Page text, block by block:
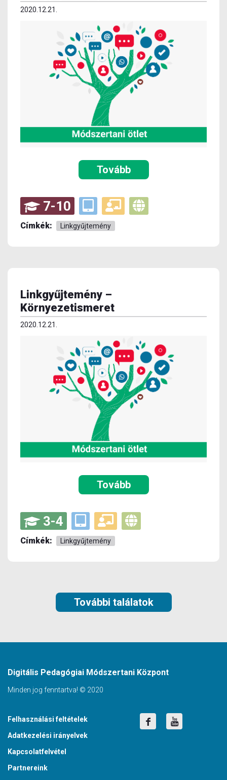
2020.12.21.
Tovább
7-10
Címkék: Linkgyűjtemény
Linkgyűjtemény –
Környezetismeret
2020.12.21.
Tovább
3-4
Címkék: Linkgyűjtemény
További találatok
Digitális Pedagógiai Módszertani Központ
Minden jog fenntartva! © 2020
Felhasználási feltételek
Adatkezelési irányelvek
Kapcsolatfelvétel
Partnereink